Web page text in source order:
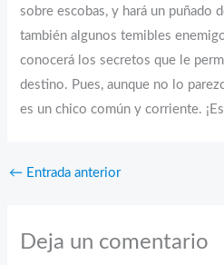
sobre escobas, y hará un puñado
también algunos temibles
conocerá los secretos que le
destino. Pues, aunque no lo
es un chico común y corriente.
← Entrada anterior
Deja un comentario